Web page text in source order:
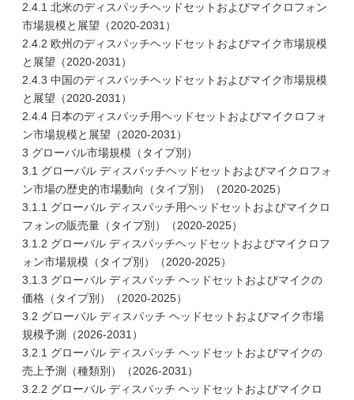
2.4.1 北米のディスパッチヘッドセットおよびマイクロフォン
市場規模と展望（2020-2031）
2.4.2 欧州のディスパッチヘッドセットおよびマイク市場規模
と展望（2020-2031）
2.4.3 中国のディスパッチヘッドセットおよびマイク市場規模
と展望（2020-2031）
2.4.4 日本のディスパッチ用ヘッドセットおよびマイクロフォ
ン市場規模と展望（2020-2031）
3 グローバル市場規模（タイプ別）
3.1 グローバル ディスパッチヘッドセットおよびマイクロフォ
ン市場の歴史的市場動向（タイプ別）（2020-2025）
3.1.1 グローバル ディスパッチ用ヘッドセットおよびマイクロ
フォンの販売量（タイプ別）（2020-2025）
3.1.2 グローバル ディスパッチヘッドセットおよびマイクロフ
ォン市場規模（タイプ別）（2020-2025）
3.1.3 グローバル ディスパッチ ヘッドセットおよびマイクの
価格（タイプ別）（2020-2025）
3.2 グローバル ディスパッチ ヘッドセットおよびマイク市場
規模予測（2026-2031）
3.2.1 グローバル ディスパッチ ヘッドセットおよびマイクの
売上予測（種類別）（2026-2031）
3.2.2 グローバル ディスパッチ ヘッドセットおよびマイクロ